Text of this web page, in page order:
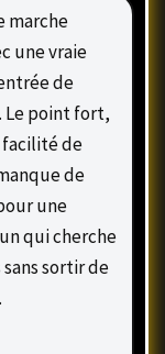
marche
une vraie
de
Le point fort,
facilité de
de
une
qui cherche
sans sortir de